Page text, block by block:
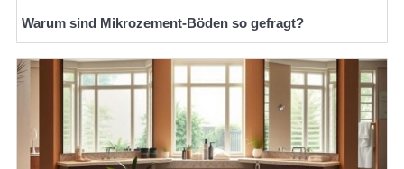
Warum sind Mikrozement-Böden so gefragt?